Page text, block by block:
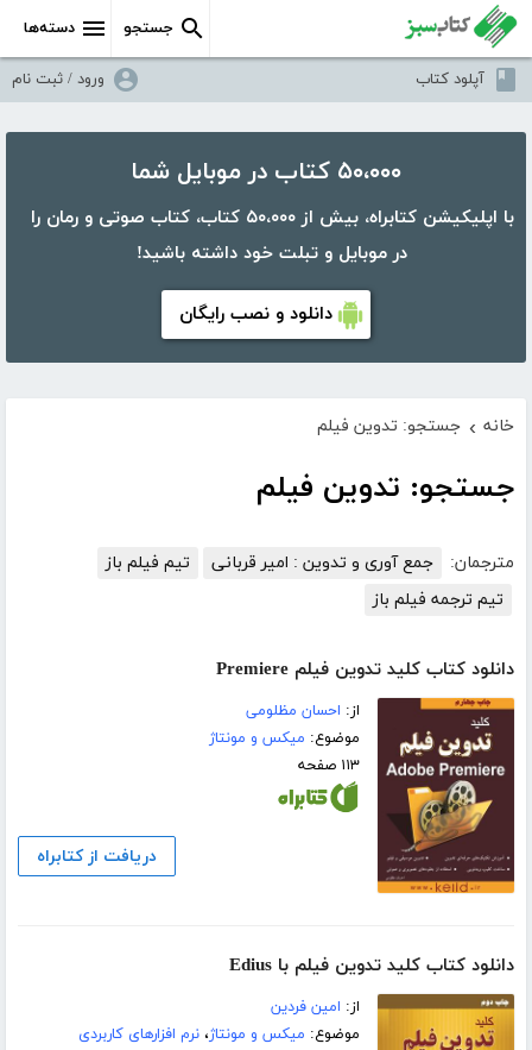
دسته‌ها جستجو
آپلود کتاب ورود / ثبت نام
۵۰،۰۰۰ کتاب در موبایل شما
با اپلیکیشن کتابراه، بیش از ۵۰،۰۰۰ کتاب، کتاب صوتی و رمان را
در موبایل و تبلت خود داشته باشید!
دانلود و نصب رایگان
خانه › جستجو: تدوین فیلم
جستجو: تدوین فیلم
مترجمان: جمع آوری و تدوین : امیر قربانی
تیم فیلم باز
تیم ترجمه فیلم باز
دانلود کتاب کلید تدوین فیلم Premiere
از: احسان مظلومی
موضوع: میکس و مونتاژ
۱۱۳ صفحه
دریافت از کتابراه
دانلود کتاب کلید تدوین فیلم با Edius
از: امین فردین
موضوع: میکس و مونتاژ،نرم افزارهای کاربردی